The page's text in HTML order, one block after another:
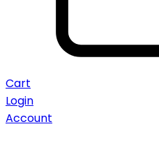
Cart
Login
Account